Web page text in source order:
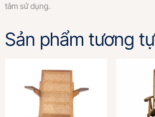
tâm sử dụng.
Sản phẩm tương tự